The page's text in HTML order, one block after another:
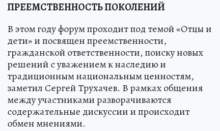
ПРЕЕМСТВЕННОСТЬ ПОКОЛЕНИЙ
В этом году форум проходит под темой «Отцы и
дети» и посвящен преемственности,
гражданской ответственности, поиску новых
решений с уважением к наследию и
традиционным национальным ценностям,
заметил Сергей Трухачев. В рамках общения
между участниками разворачиваются
содержательные дискуссии и происходит
обмен мнениями.